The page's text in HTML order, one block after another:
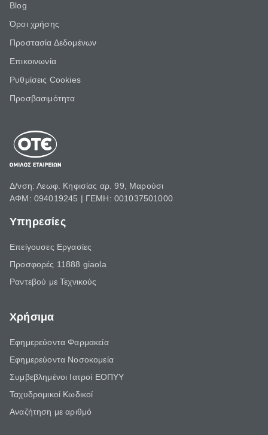
Blog
Όροι χρήσης
Προστασία Δεδομένων
Επικοινωνία
Ρυθμίσεις Cookies
Προσβασιμότητα
Δ/νση: Λεωφ. Κηφισίας αρ. 99, Μαρούσι
ΑΦΜ: 094019245 | ΓΕΜΗ: 001037501000
Υπηρεσίες
Επείγουσες Εργασίες
Προσφορές 11888 giaola
Ραντεβού με Τεχνικούς
Χρήσιμα
Εφημερεύοντα Φαρμακεία
Εφημερεύοντα Νοσοκομεία
Συμβεβλημένοι Ιατροί ΕΟΠΥΥ
Ταχυδρομικοί Κωδικοί
Αναζήτηση με αριθμό